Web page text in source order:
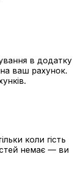
в додатку
ваш рахунок.
коли гість
немає — ви